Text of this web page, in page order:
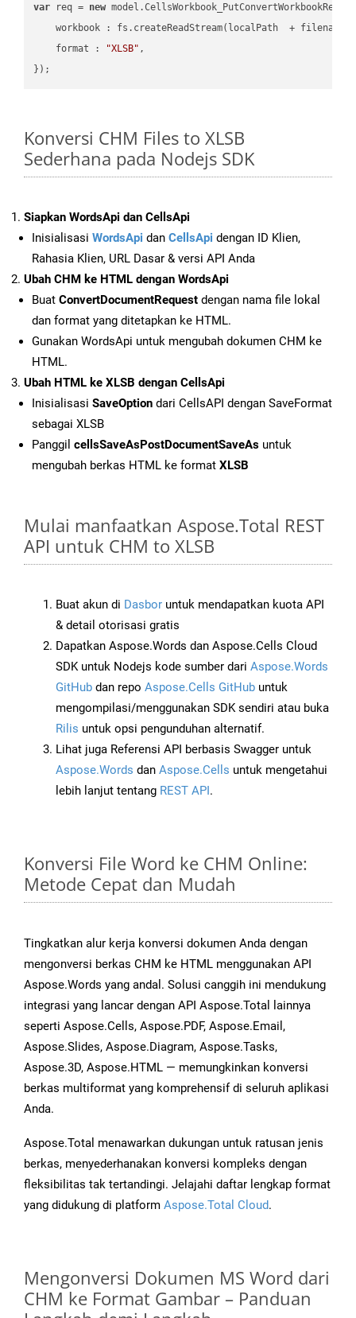
var req = new
workbook : fs.createReadStream(localPath  + filename
format : "XLSB" ,
Konversi CHM Files to XLSB
Sederhana pada Nodejs SDK
Siapkan WordsApi dan CellsApi
Inisialisasi WordsApi dan CellsApi dengan ID Klien,
Rahasia Klien, URL Dasar & versi API Anda
Ubah CHM ke HTML dengan WordsApi
Buat ConvertDocumentRequest dengan nama file lokal
dan format yang ditetapkan ke HTML.
Gunakan WordsApi untuk mengubah dokumen CHM ke
HTML.
Ubah HTML ke XLSB dengan CellsApi
Inisialisasi SaveOption dari CellsAPI dengan SaveFormat
sebagai XLSB
Panggil cellsSaveAsPostDocumentSaveAs untuk
mengubah berkas HTML ke format XLSB
Mulai manfaatkan Aspose.Total REST
API untuk CHM to XLSB
Buat akun di Dasbor untuk mendapatkan kuota API
& detail otorisasi gratis
Dapatkan Aspose.Words dan Aspose.Cells Cloud
SDK untuk Nodejs kode sumber dari Aspose.Words
GitHub dan repo Aspose.Cells GitHub untuk
mengompilasi/menggunakan SDK sendiri atau buka
Rilis untuk opsi pengunduhan alternatif.
Lihat juga Referensi API berbasis Swagger untuk
Aspose.Words dan Aspose.Cells untuk mengetahui
lebih lanjut tentang REST API.
Konversi File Word ke CHM Online:
Metode Cepat dan Mudah
Tingkatkan alur kerja konversi dokumen Anda dengan
mengonversi berkas CHM ke HTML menggunakan API
Aspose.Words yang andal. Solusi canggih ini mendukung
integrasi yang lancar dengan API Aspose.Total lainnya
seperti Aspose.Cells, Aspose.PDF, Aspose.Email,
Aspose.Slides, Aspose.Diagram, Aspose.Tasks,
Aspose.3D, Aspose.HTML — memungkinkan konversi
berkas multiformat yang komprehensif di seluruh aplikasi
Anda.
Aspose.Total menawarkan dukungan untuk ratusan jenis
berkas, menyederhanakan konversi kompleks dengan
fleksibilitas tak tertandingi. Jelajahi daftar lengkap format
yang didukung di platform Aspose.Total Cloud.
Mengonversi Dokumen MS Word dari
CHM ke Format Gambar – Panduan